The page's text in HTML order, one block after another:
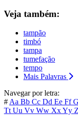
Veja também:
tampão
timbó
tampa
tumefação
tempo
Mais Palavras
Navegar por letra:
# Aa Bb Cc Dd Ee Ff
Tt Uu Vv Ww XxYy